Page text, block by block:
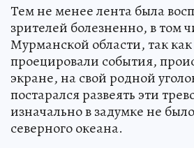
Тем не менее лента была
зрителей болезненно, в том
Мурманской области, так
проецировали события,
экране, на свой родной
постарался развеять эти
изначально в задумке не
северного океана.